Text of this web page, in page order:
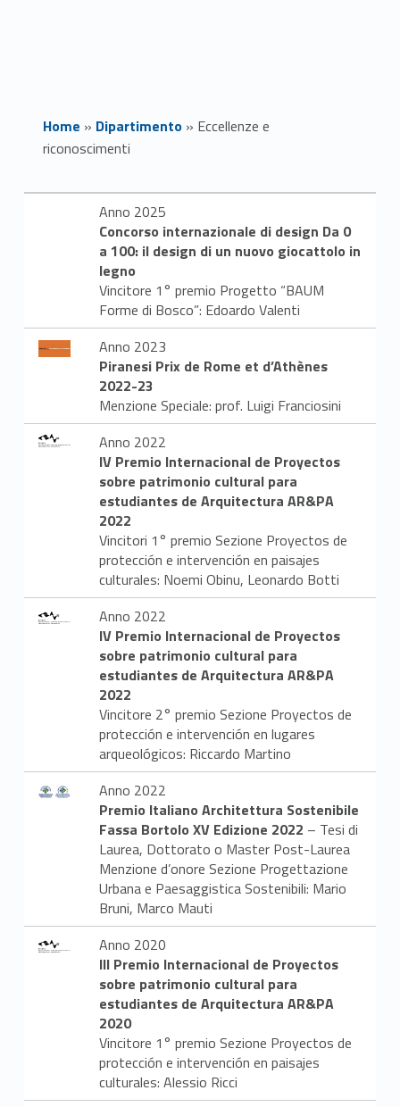
Home » Dipartimento» Eccellenze e
riconoscimenti
e
e
n
r
o
m
e
Anno 2025
Concorso internazionale di design Da 0
a 100: il design di un nuovo giocattolo in
legno
Vincitore 1° premio Progetto “BAUM
Forme di Bosco”: Edoardo Valenti
Anno 2023
Piranesi Prix de Rome et d’Athènes
2022-23
Menzione Speciale: prof. Luigi Franciosini
Anno 2022
IV Premio Internacional de Proyectos
sobre patrimonio cultural para
estudiantes de Arquitectura AR&PA
2022
Vincitori 1° premio Sezione Proyectos de
protección e intervención en paisajes
culturales: Noemi Obinu, Leonardo Botti
Anno 2022
IV Premio Internacional de Proyectos
sobre patrimonio cultural para
estudiantes de Arquitectura AR&PA
2022
Vincitore 2° premio Sezione Proyectos de
protección e intervención en lugares
arqueológicos: Riccardo Martino
Anno 2022
Premio Italiano Architettura Sostenibile
Fassa Bortolo XV Edizione 2022 – Tesi di
Laurea, Dottorato o Master Post-Laurea
Menzione d’onore Sezione Progettazione
Urbana e Paesaggistica Sostenibili: Mario
Bruni, Marco Mauti
Anno 2020
III Premio Internacional de Proyectos
sobre patrimonio cultural para
estudiantes de Arquitectura AR&PA
2020
Vincitore 1° premio Sezione Proyectos de
protección e intervención en paisajes
culturales: Alessio Ricci